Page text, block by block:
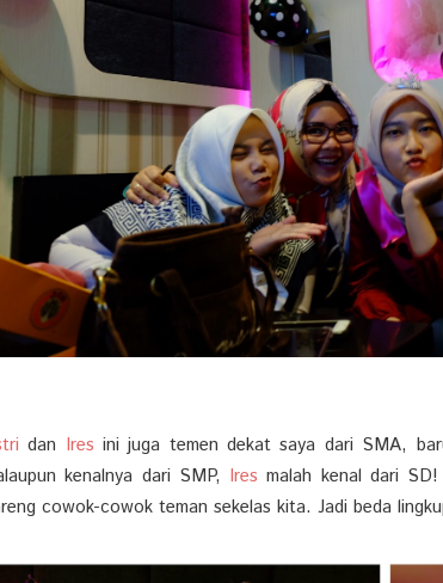
dan Ires ini juga temen dekat saya dari SMA,
kenalnya dari SMP, Iresmalah kenal dari
cowok-cowok teman sekelas kita. Jadi beda